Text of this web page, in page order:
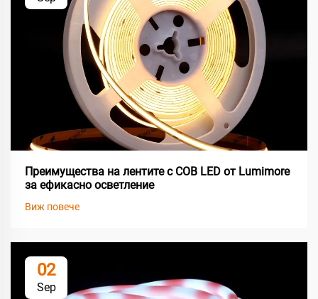
Преимущества на лентите с COB LED от Lumimore
за ефикасно осветление
Виж повече
02
Sep